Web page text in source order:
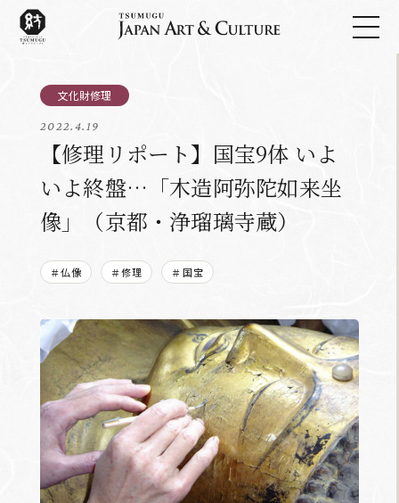
2022.4.19
【修理リポート】国宝9体 いよ
いよ終盤…「木造阿弥陀如来坐
像」（京都・浄瑠璃寺蔵）
＃仏像 ＃修理 ＃国宝